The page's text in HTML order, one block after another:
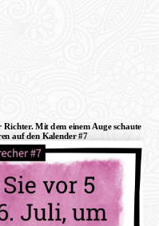
Mit dem einem Auge schaute
auf den Kalender #7